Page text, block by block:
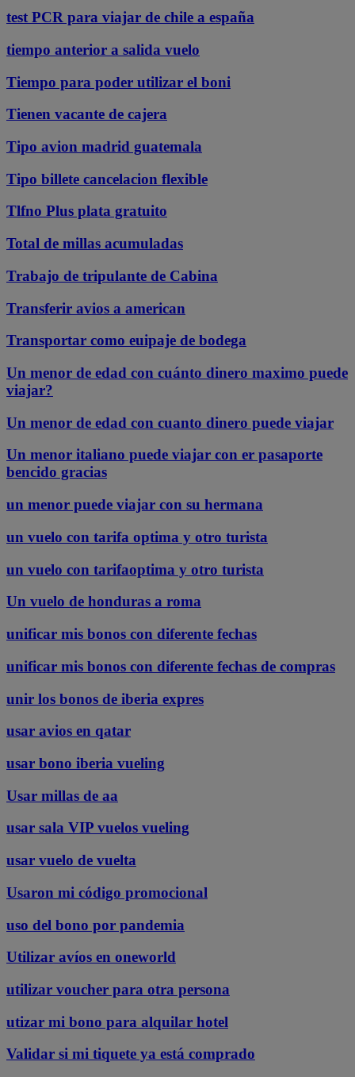
test PCR para viajar de chile a españa
tiempo anterior a salida vuelo
Tiempo para poder utilizar el boni
Tienen vacante de cajera
Tipo avion madrid guatemala
Tipo billete cancelacion flexible
Tlfno Plus plata gratuito
Total de millas acumuladas
Trabajo de tripulante de Cabina
Transferir avios a american
Transportar como euipaje de bodega
Un menor de edad con cuánto dinero maximo puede
viajar?
Un menor de edad con cuanto dinero puede viajar
Un menor italiano puede viajar con er pasaporte
bencido gracias
un menor puede viajar con su hermana
un vuelo con tarifa optima y otro turista
un vuelo con tarifaoptima y otro turista
Un vuelo de honduras a roma
unificar mis bonos con diferente fechas
unificar mis bonos con diferente fechas de compras
unir los bonos de iberia expres
usar avios en qatar
usar bono iberia vueling
Usar millas de aa
usar sala VIP vuelos vueling
usar vuelo de vuelta
Usaron mi código promocional
uso del bono por pandemia
Utilizar avíos en oneworld
utilizar voucher para otra persona
utizar mi bono para alquilar hotel
Validar si mi tiquete ya está comprado